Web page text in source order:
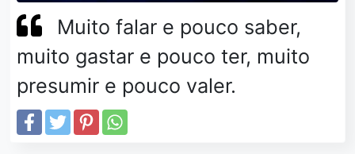
Muito falar e pouco saber,
muito gastar e pouco ter, muito
presumir e pouco valer.